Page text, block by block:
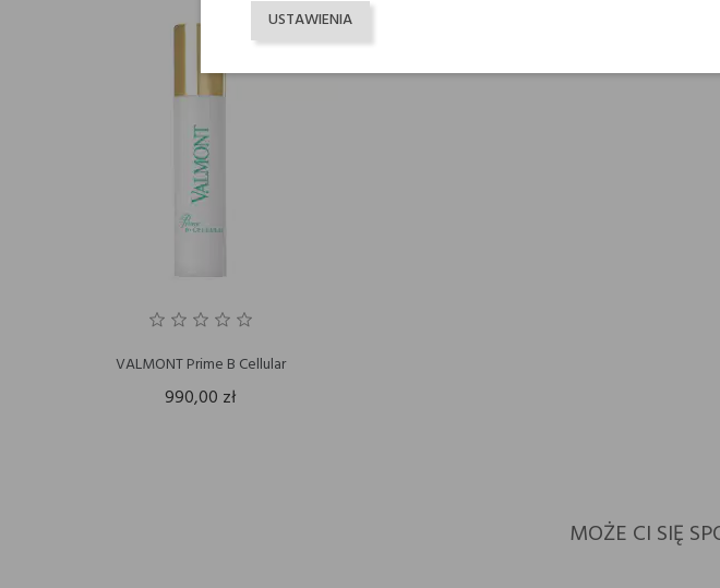
VALMONT Prime B Cellular
990,00 zł
MOŻE CI SIĘ
USTAWIENIA